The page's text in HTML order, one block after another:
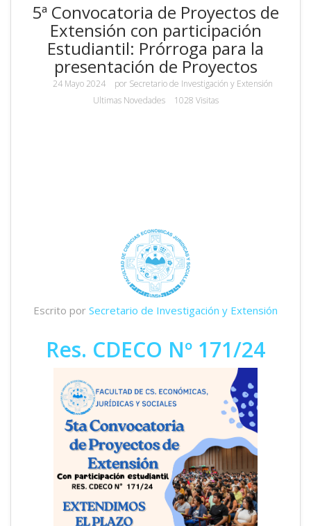
5ª Convocatoria de Proyectos de
Extensión con participación
Estudiantil: Prórroga para la
presentación de Proyectos
24 Mayo 2024 por Secretario de Investigación y Extensión
Ultimas Novedades
1028 Visitas
Escrito por Secretario de Investigación y Extensión
Res. CDECO Nº 171/24